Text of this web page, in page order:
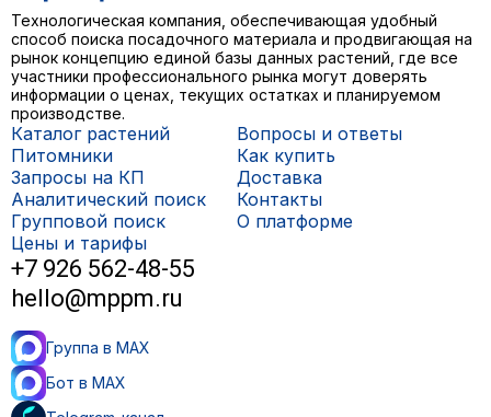
Технологическая компания, обеспечивающая удобный
способ поиска посадочного материала и продвигающая на
рынок концепцию единой базы данных растений, где все
участники профессионального рынка могут доверять
информации о ценах, текущих остатках и планируемом
производстве.
Каталог растений
Питомники
Запросы на КП
Аналитический поиск
Групповой поиск
Цены и тарифы
Вопросы и ответы
Как купить
Доставка
Контакты
О платформе
+7 926 562-48-55
hello@mppm.ru
Группа в MAX
Бот в MAX